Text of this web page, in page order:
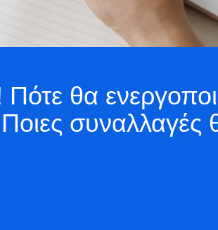
θα
Ποιες συναλλαγές